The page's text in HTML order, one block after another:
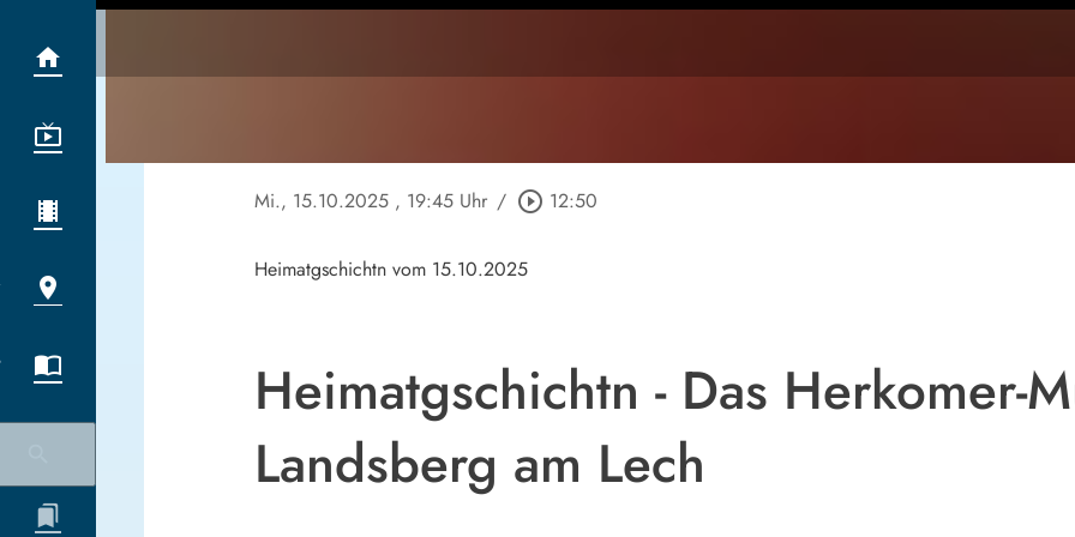
Mi., 15.10.2025 , 19:45 Uhr / play_circle_outline 12:50
Heimatgschichtn vom 15.10.2025
Heimatgschichtn - Das Herkomer-
Landsberg am Lech